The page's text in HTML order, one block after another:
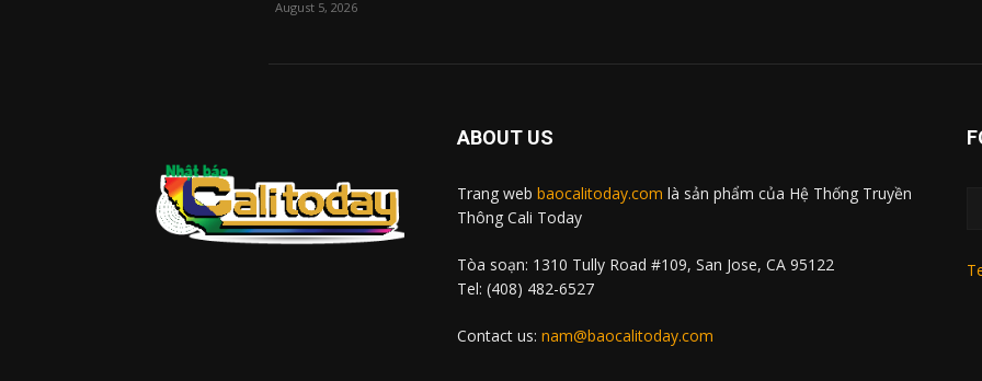
August 5, 2026
ABOUT US
Trang web baocalitoday.com là sản phẩm của Hệ Thống Truyền
Thông Cali Today
Tòa soạn: 1310 Tully Road #109, San Jose, CA 95122
Tel: (408) 482-6527
Contact us: nam@baocalitoday.com